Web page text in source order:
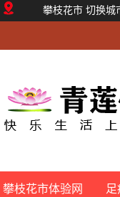
攀枝花市 切换城
攀枝花市体验网 足